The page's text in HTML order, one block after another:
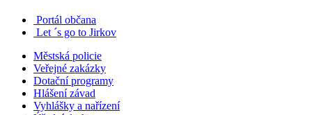
Portál občana
Let ´s go to Jirkov
Městská policie
Veřejné zakázky
Dotační programy
Hlášení závad
Vyhlášky a nařízení